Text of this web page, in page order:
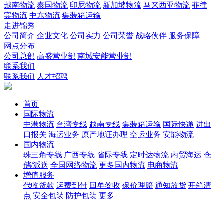
越南物流 泰国物流 印尼物流 新加坡物流 马来西亚物流 菲律
宾物流 中东物流 集装箱运输
走进锦秀
公司简介 企业文化 公司实力 公司荣誉 战略伙伴 服务保障
网点分布
公司总部 高盛营业部 南城安能营业部
联系我们
联系我们 人才招聘
首页
国际物流
中港物流 台湾专线 越南专线 集装箱运输 国际快递 进出
口报关 海运业务 原产地证办理 空运业务 安能物流
国内物流
珠三角专线 广西专线 省际专线 定时达物流 内贸海运 仓
储/派送 全国网络物流 更多国内物流 电商物流
增值服务
代收货款 运费到付 回单签收 保价理赔 通知放货 开箱清
点 安全包装 防护包装 更多